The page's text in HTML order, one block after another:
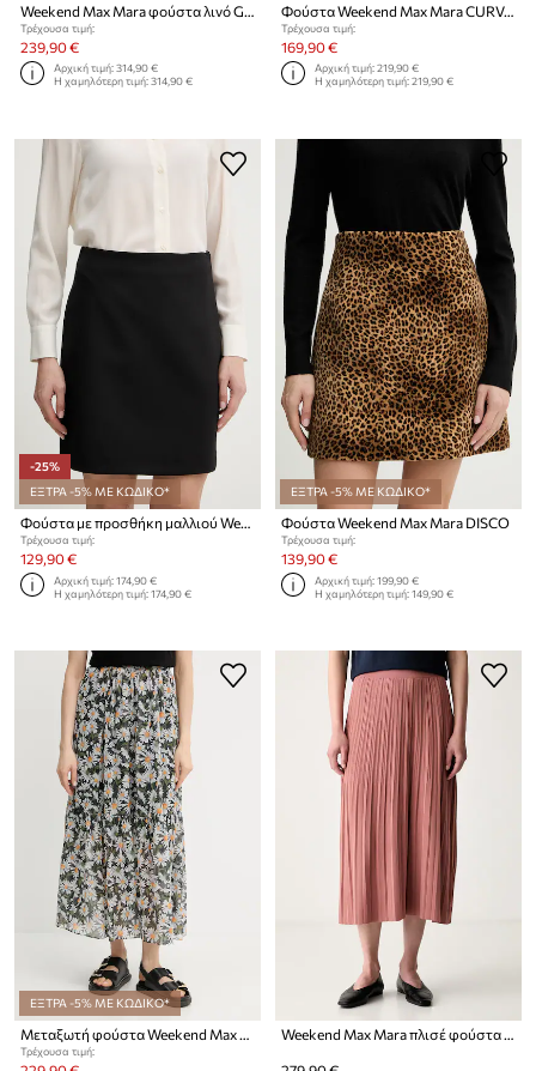
Τρέχουσα τιμή:
239,90 €
Αρχική τιμή:314,90 €
Η χαμηλότερη τιμή:314,90 €
Φούστα Weekend Max Mara CURVATO
Τρέχουσα τιμή:
169,90 €
Αρχική τιμή:219,90 €
Η χαμηλότερη τιμή:219,90 €
-25%
ΕΞΤΡΑ -5% ΜΕ ΚΩΔΙΚΟ*
Φούστα με προσθήκη μαλλιού Weekend Max Mara ARCADIA
Τρέχουσα τιμή:
129,90 €
Αρχική τιμή:174,90 €
Η χαμηλότερη τιμή:174,90 €
ΕΞΤΡΑ -5% ΜΕ ΚΩΔΙΚΟ*
Φούστα Weekend Max Mara DISCO
Τρέχουσα τιμή:
139,90 €
Αρχική τιμή:199,90 €
Η χαμηλότερη τιμή:149,90 €
ΕΞΤΡΑ -5% ΜΕ ΚΩΔΙΚΟ*
Μεταξωτή φούστα Weekend Max Mara
Τρέχουσα τιμή:
Weekend Max Mara πλισέ φούστα με βισκόζη WKDGHIGLIA